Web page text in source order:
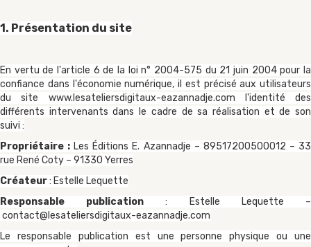
1. Présentation du site
En vertu de l'article 6 de la loi n° 2004-575 du 21 juin 2004 pour la
confiance dans l'économie numérique, il est précisé aux utilisateurs
du site www.lesateliersdigitaux-eazannadje.com l'identité des
différents intervenants dans le cadre de sa réalisation et de son
suivi :
Propriétaire : Les Éditions E. Azannadje – 89517200500012 – 33
rue René Coty – 91330 Yerres
Créateur: Estelle Lequette
Responsable publication : Estelle Lequette –
contact@lesateliersdigitaux-eazannadje.com
Le responsable publication est une personne physique ou une